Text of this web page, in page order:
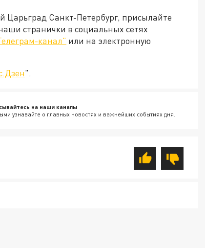
Царьград Санкт-Петербург, присылайте
странички в социальных сетях
канал" или на электронную
".
на наши каналы
узнавайте о главных новостях и важнейших событиях дня.